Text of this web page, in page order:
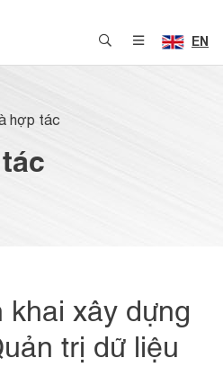
EN
hợp tác
xây dựng
trị dữ liệu